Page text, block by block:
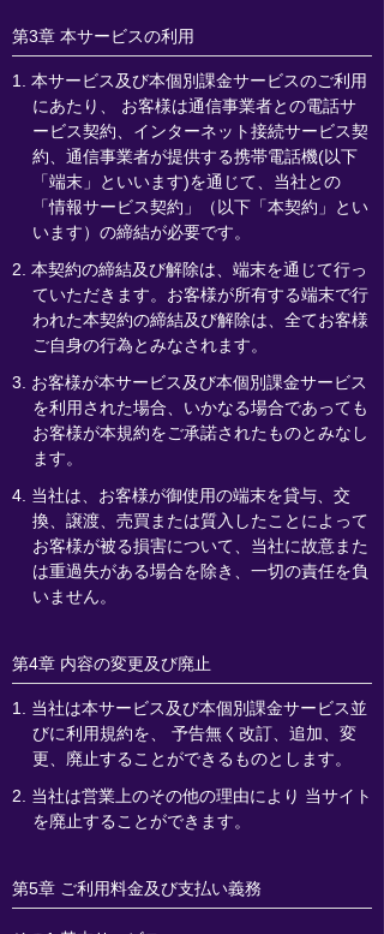
第3章 本サービスの利用
1. 本サービス及び本個別課金サービスのご利用
にあたり、 お客様は通信事業者との電話サ
ービス契約、インターネット接続サービス契
約、通信事業者が提供する携帯電話機(以下
「端末」といいます)を通じて、当社との
「情報サービス契約」（以下「本契約」とい
います）の締結が必要です。
2. 本契約の締結及び解除は、端末を通じて行っ
ていただきます。お客様が所有する端末で行
われた本契約の締結及び解除は、全てお客様
ご自身の行為とみなされます。
3. お客様が本サービス及び本個別課金サービス
を利用された場合、いかなる場合であっても
お客様が本規約をご承諾されたものとみなし
ます。
4. 当社は、お客様が御使用の端末を貸与、交
換、譲渡、売買または質入したことによって
お客様が被る損害について、当社に故意また
は重過失がある場合を除き、一切の責任を負
いません。
第4章 内容の変更及び廃止
1. 当社は本サービス及び本個別課金サービス並
びに利用規約を、 予告無く改訂、追加、変
更、廃止することができるものとします。
2. 当社は営業上のその他の理由により 当サイト
を廃止することができます。
第5章 ご利用料金及び支払い義務